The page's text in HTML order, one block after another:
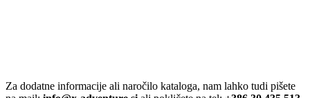
Za dodatne informacije ali naročilo kataloga, nam lahko tudi pišete